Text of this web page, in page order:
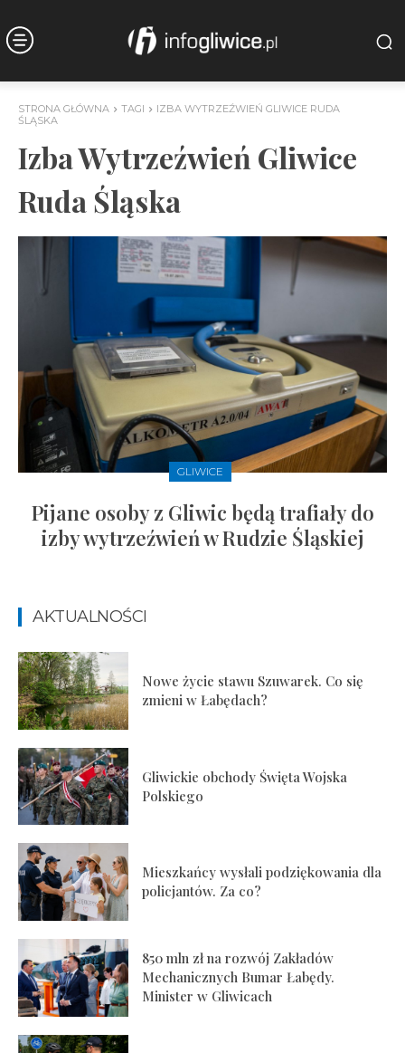
STRONA GŁÓWNA TAGI
IZBA WYTRZEŹWIEŃ GLIWICE RUDA
ŚLĄSKA
Izba Wytrzeźwień Gliwice
Ruda Śląska
GLIWICE
Pijane osoby z Gliwic będą trafiały do
izby wytrzeźwień w Rudzie Śląskiej
AKTUALNOŚCI
Nowe życie stawu Szuwarek. Co się
zmieni w Łabędach?
Gliwickie obchody Święta Wojska
Polskiego
Mieszkańcy wysłali podziękowania dla
policjantów. Za co?
850 mln zł na rozwój Zakładów
Mechanicznych Bumar Łabędy.
Minister w Gliwicach